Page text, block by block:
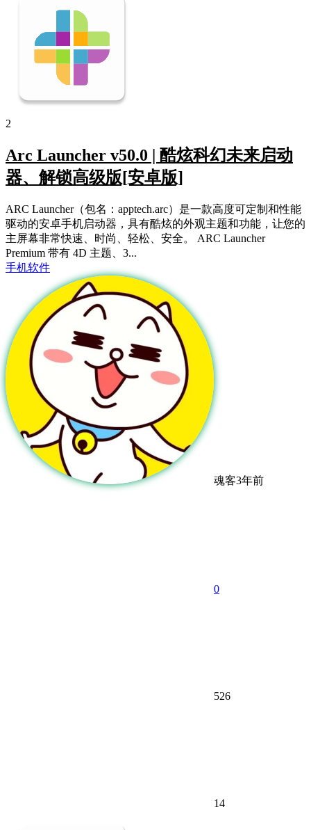
2
Arc Launcher v50.0 | 酷炫科幻未来启动
器、解锁高级版[安卓版]
ARC Launcher（包名：apptech.arc）是一款高度可定制和性能
驱动的安卓手机启动器，具有酷炫的外观主题和功能，让您的
主屏幕非常快速、时尚、轻松、安全。 ARC Launcher
Premium 带有 4D 主题、3...
手机软件
魂客3年前
0
526
14